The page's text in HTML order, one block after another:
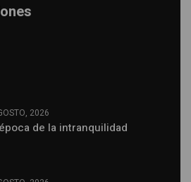
2026
de la intranquilidad